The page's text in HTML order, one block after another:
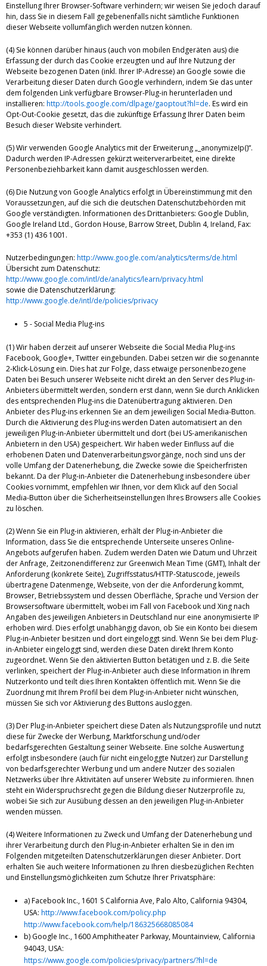
Einstellung Ihrer Browser-Software verhindern; wir weisen Sie jedoch darauf
hin, dass Sie in diesem Fall gegebenenfalls nicht sämtliche Funktionen
dieser Webseite vollumfänglich werden nutzen können.
(4) Sie können darüber hinaus (auch von mobilen Endgeräten aus) die
Erfassung der durch das Cookie erzeugten und auf Ihre Nutzung der
Webseite bezogenen Daten (inkl. Ihrer IP-Adresse) an Google sowie die
Verarbeitung dieser Daten durch Google verhindern, indem Sie das unter
dem folgenden Link verfügbare Browser-Plug-in herunterladen und
installieren: http://tools.google.com/dlpage/gaoptout?hl=de. Es wird ein
Opt-Out-Cookie gesetzt, das die zukünftige Erfassung Ihrer Daten beim
Besuch dieser Website verhindert.
(5) Wir verwenden Google Analytics mit der Erweiterung „_anonymizeIp()“.
Dadurch werden IP-Adressen gekürzt weiterverarbeitet, eine direkte
Personenbeziehbarkeit kann damit ausgeschlossen werden.
(6) Die Nutzung von Google Analytics erfolgt in Übereinstimmung mit den
Voraussetzungen, auf die sich die deutschen Datenschutzbehörden mit
Google verständigten. Informationen des Drittanbieters: Google Dublin,
Google Ireland Ltd., Gordon House, Barrow Street, Dublin 4, Ireland, Fax:
+353 (1) 436 1001.
Nutzerbedingungen: http://www.google.com/analytics/terms/de.html
Übersicht zum Datenschutz:
http://www.google.com/intl/de/analytics/learn/privacy.html
sowie die Datenschutzerklärung:
http://www.google.de/intl/de/policies/privacy
5 - Social Media Plug-ins
(1) Wir haben derzeit auf unserer Webseite die Social Media Plug-ins
Facebook, Google+, Twitter eingebunden. Dabei setzen wir die sogenannte
2-Klick-Lösung ein. Dies hat zur Folge, dass etwaige personenbezogene
Daten bei Besuch unserer Webseite nicht direkt an den Server des Plug-in-
Anbieters übermittelt werden, sondern erst dann, wenn Sie durch Anklicken
des entsprechenden Plug-ins die Datenübertragung aktivieren. Den
Anbieter des Plug-ins erkennen Sie an dem jeweiligen Social Media-Button.
Durch die Aktivierung des Plug-ins werden Daten automatisiert an den
jeweiligen Plug-in-Anbieter übermittelt und dort (bei US-amerikanischen
Anbietern in den USA) gespeichert. Wir haben weder Einfluss auf die
erhobenen Daten und Datenverarbeitungsvorgänge, noch sind uns der
volle Umfang der Datenerhebung, die Zwecke sowie die Speicherfristen
bekannt. Da der Plug-in-Anbieter die Datenerhebung insbesondere über
Cookies vornimmt, empfehlen wir Ihnen, vor dem Klick auf den Social
Media-Button über die Sicherheitseinstellungen Ihres Browsers alle Cookies
zu löschen.
(2) Wenn Sie ein Plug-in aktivieren, erhält der Plug-in-Anbieter die
Information, dass Sie die entsprechende Unterseite unseres Online-
Angebots aufgerufen haben. Zudem werden Daten wie Datum und Uhrzeit
der Anfrage, Zeitzonendifferenz zur Greenwich Mean Time (GMT), Inhalt der
Anforderung (konkrete Seite), Zugriffsstatus/HTTP-Statuscode, jeweils
übertragene Datenmenge, Webseite, von der die Anforderung kommt,
Browser, Betriebssystem und dessen Oberfläche, Sprache und Version der
Browsersoftware übermittelt, wobei im Fall von Facebook und Xing nach
Angaben des jeweiligen Anbieters in Deutschland nur eine anonymisierte IP
erhoben wird. Dies erfolgt unabhängig davon, ob Sie ein Konto bei diesem
Plug-in-Anbieter besitzen und dort eingeloggt sind. Wenn Sie bei dem Plug-
in-Anbieter eingeloggt sind, werden diese Daten direkt Ihrem Konto
zugeordnet. Wenn Sie den aktivierten Button betätigen und z. B. die Seite
verlinken, speichert der Plug-in-Anbieter auch diese Information in Ihrem
Nutzerkonto und teilt dies Ihren Kontakten öffentlich mit. Wenn Sie die
Zuordnung mit Ihrem Profil bei dem Plug-in-Anbieter nicht wünschen,
müssen Sie sich vor Aktivierung des Buttons ausloggen.
(3) Der Plug-in-Anbieter speichert diese Daten als Nutzungsprofile und nutzt
diese für Zwecke der Werbung, Marktforschung und/oder
bedarfsgerechten Gestaltung seiner Webseite. Eine solche Auswertung
erfolgt insbesondere (auch für nicht eingeloggte Nutzer) zur Darstellung
von bedarfsgerechter Werbung und um andere Nutzer des sozialen
Netzwerks über Ihre Aktivitäten auf unserer Website zu informieren. Ihnen
steht ein Widerspruchsrecht gegen die Bildung dieser Nutzerprofile zu,
wobei Sie sich zur Ausübung dessen an den jeweiligen Plug-in-Anbieter
wenden müssen.
(4) Weitere Informationen zu Zweck und Umfang der Datenerhebung und
ihrer Verarbeitung durch den Plug-in-Anbieter erhalten Sie in den im
Folgenden mitgeteilten Datenschutzerklärungen dieser Anbieter. Dort
erhalten Sie auch weitere Informationen zu Ihren diesbezüglichen Rechten
und Einstellungsmöglichkeiten zum Schutze Ihrer Privatsphäre:
a) Facebook Inc., 1601 S California Ave, Palo Alto, California 94304,
USA: http://www.facebook.com/policy.php
http://www.facebook.com/help/186325668085084
b) Google Inc., 1600 Amphitheater Parkway, Mountainview, California
94043, USA:
https://www.google.com/policies/privacy/partners/?hl=de